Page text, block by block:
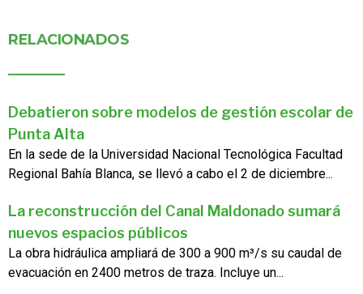
RELACIONADOS
Debatieron sobre modelos de gestión escolar de
Punta Alta
En la sede de la Universidad Nacional Tecnológica Facultad
Regional Bahía Blanca, se llevó a cabo el 2 de diciembre...
La reconstrucción del Canal Maldonado sumará
nuevos espacios públicos
La obra hidráulica ampliará de 300 a 900 m³/s su caudal de
evacuación en 2400 metros de traza. Incluye un...